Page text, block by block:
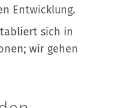
Entwicklung.
sich in
wir gehen